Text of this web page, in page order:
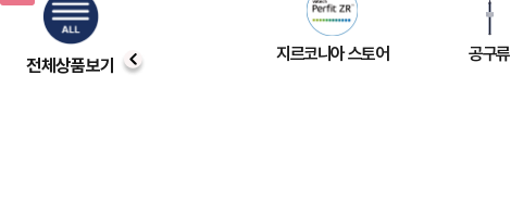
전체상품보기
지르코니아 스토어 공구류